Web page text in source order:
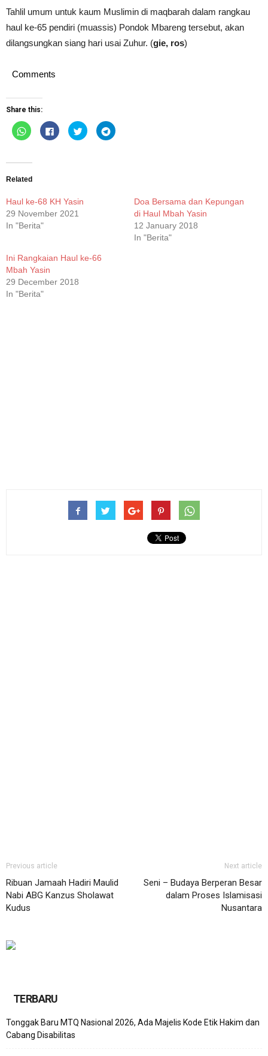
Tahlil umum untuk kaum Muslimin di maqbarah dalam rangkau
haul ke-65 pendiri (muassis) Pondok Mbareng tersebut, akan
dilangsungkan siang hari usai Zuhur. (gie, ros)
Comments
Share this:
Click
to
share
(Opens
new
Click
to
share
Click
to
share
Click
to
Related
Haul ke-68 KH Yasin
29 November 2021
In "Berita"
Doa Bersama dan Kepungan
di Haul Mbah Yasin
12 January 2018
In "Berita"
Ini Rangkaian Haul ke-66
Mbah Yasin
29 December 2018
In "Berita"
Previous article
Ribuan Jamaah Hadiri Maulid
Nabi ABG Kanzus Sholawat
Kudus
Next article
Seni – Budaya Berperan Besar
dalam Proses Islamisasi
Nusantara
TERBARU
Tonggak Baru MTQ Nasional 2026, Ada Majelis Kode Etik Hakim dan
Cabang Disabilitas